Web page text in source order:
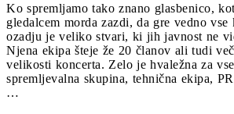
Ko spremljamo tako znano glasbenico,
gledalcem morda zazdi, da gre vedno
ozadju je veliko stvari, ki jih javnost ne
Njena ekipa šteje že 20 članov ali tudi
velikosti koncerta. Zelo je hvaležna za
spremljevalna skupina, tehnična ekipa,
…